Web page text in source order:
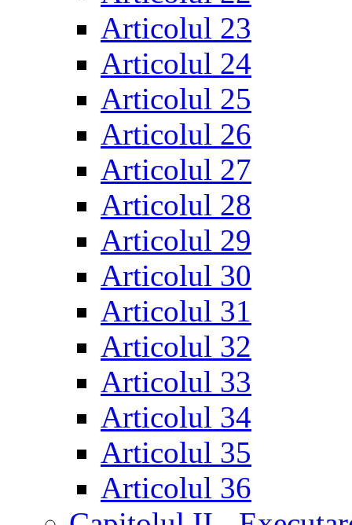
Articolul 23
Articolul 24
Articolul 25
Articolul 26
Articolul 27
Articolul 28
Articolul 29
Articolul 30
Articolul 31
Articolul 32
Articolul 33
Articolul 34
Articolul 35
Articolul 36